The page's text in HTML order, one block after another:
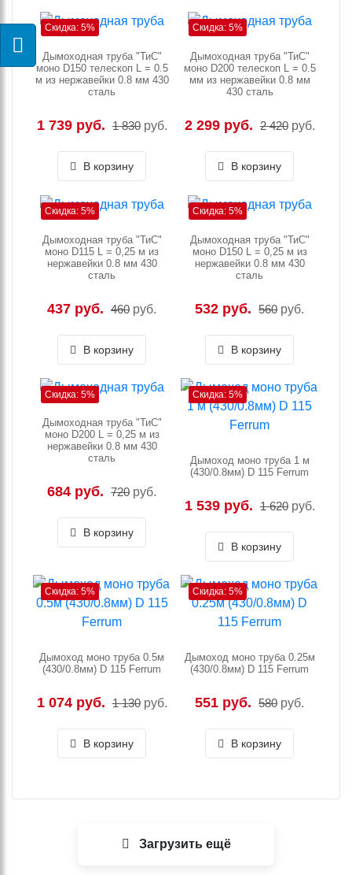
Скидка: 5%
Дымоходная труба "ТиС"
моно D150 телескоп L = 0.5
м из нержавейки 0.8 мм 430
сталь
1 739 руб. 1 830 руб.
В корзину
Скидка: 5%
Дымоходная труба "ТиС"
моно D200 телескоп L = 0.5
мм из нержавейки 0.8 мм
430 сталь
2 299 руб. 2 420 руб.
В корзину
Скидка: 5%
Дымоходная труба "ТиС"
моно D115 L = 0,25 м из
нержавейки 0.8 мм 430
сталь
437 руб. 460 руб.
В корзину
Скидка: 5%
Дымоходная труба "ТиС"
моно D150 L = 0,25 м из
нержавейки 0.8 мм 430
сталь
532 руб. 560 руб.
В корзину
Скидка: 5%
Дымоходная труба "ТиС"
моно D200 L = 0,25 м из
нержавейки 0.8 мм 430
сталь
684 руб. 720 руб.
В корзину
Скидка: 5%
Дымоход моно труба 1 м
(430/0.8мм) D 115 Ferrum
1 539 руб. 1 620 руб.
В корзину
Скидка: 5%
Дымоход моно труба 0.5м
(430/0.8мм) D 115 Ferrum
1 074 руб. 1 130 руб.
В корзину
Скидка: 5%
Дымоход моно труба 0.25м
(430/0.8мм) D 115 Ferrum
551 руб. 580 руб.
В корзину
Загрузить ещё